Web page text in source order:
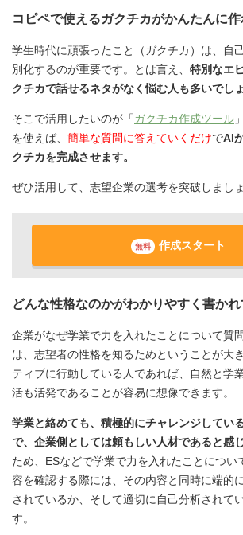
コピペで使えるガクチカがかんたんに
学生時代に頑張ったこと（ガクチカ）は、自
別化するのが重要です。とは言え、 特別なエ
クチカで話せるネタがなく悩む人も多いでしょ
そこで活用したいのが「ガクチカ作成ツール
を使えば、 簡単な質問に答えていくだけでAI
クチカを完成させます。
ぜひ活用して、志望企業の選考を突破しましょ
無料 作成スタート
どんな性格なのかがわかりやすく書か
企業がなぜ学業で力を入れたことについて質
は、志望者の性格を知るためということが大
ティブに行動している人であれば、自然と学
活も活発であることが容易に想像できます。
学業と絡めても、積極的にチャレンジしてい
で、企業側としては頼もしい人材であると感
ため、ESなどで学業で力を入れたことについ
容を確認する際には、その内容と同時に端的
されているか、そして適切に自己分析されて
す。